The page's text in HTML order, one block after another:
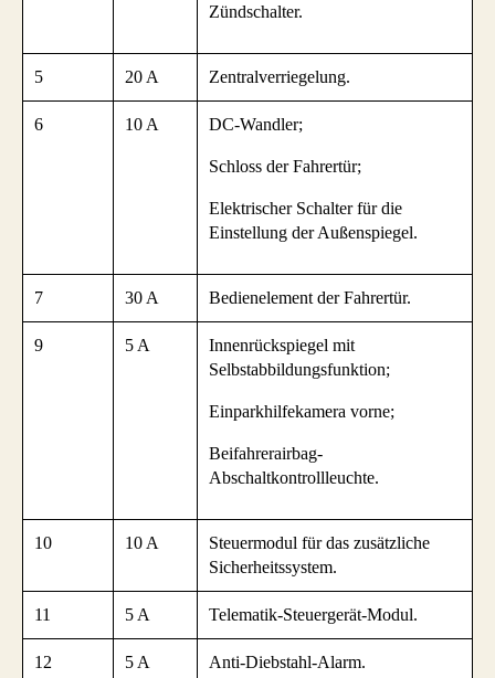
Zündschalter.
5 20 A Zentralverriegelung.
6 10 A DC-Wandler;
Schloss der Fahrertür;
Elektrischer Schalter für die
Einstellung der Außenspiegel.
7 30 A Bedienelement der Fahrertür.
9 5 A
Innenrückspiegel mit
Selbstabbildungsfunktion;
Einparkhilfekamera vorne;
Beifahrerairbag-
Abschaltkontrollleuchte.
10 10 A
Steuermodul für das zusätzliche
Sicherheitssystem.
11 5 A Telematik-Steuergerät-Modul.
12 5 A Anti-Diebstahl-Alarm.